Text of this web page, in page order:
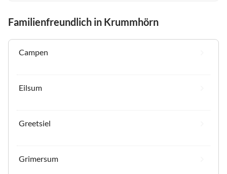
Familienfreundlich in Krummhörn
Campen
Eilsum
Greetsiel
Grimersum